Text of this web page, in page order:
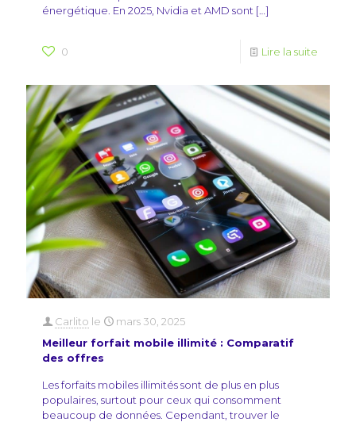
énergétique. En 2025, Nvidia et AMD sont […]
0 Lire la suite
Carlito le
mars 30, 2025
Meilleur forfait mobile illimité : Comparatif
des offres
Les forfaits mobiles illimités sont de plus en plus
populaires, surtout pour ceux qui consomment
beaucoup de données. Cependant, trouver le